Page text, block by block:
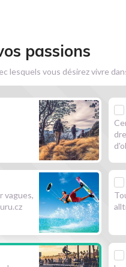
passions
lesquels vous désirez vivre
vagues,